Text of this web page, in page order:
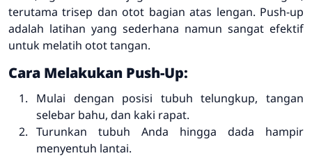
terutama trisep dan otot bagian atas lengan. Push-up
adalah latihan yang sederhana namun sangat efektif
untuk melatih otot tangan.
Cara Melakukan Push-Up:
Mulai dengan posisi tubuh telungkup, tangan
selebar bahu, dan kaki rapat.
Turunkan tubuh Anda hingga dada hampir
menyentuh lantai.